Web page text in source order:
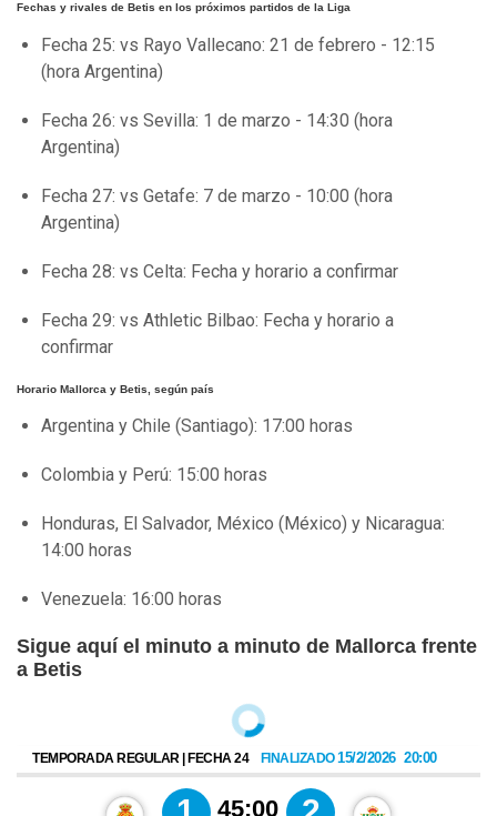
Fechas y rivales de Betis en los próximos partidos de la Liga
Fecha 25: vs Rayo Vallecano: 21 de febrero - 12:15
(hora Argentina)
Fecha 26: vs Sevilla: 1 de marzo - 14:30 (hora
Argentina)
Fecha 27: vs Getafe: 7 de marzo - 10:00 (hora
Argentina)
Fecha 28: vs Celta: Fecha y horario a confirmar
Fecha 29: vs Athletic Bilbao: Fecha y horario a
confirmar
Horario Mallorca y Betis, según país
Argentina y Chile (Santiago): 17:00 horas
Colombia y Perú: 15:00 horas
Honduras, El Salvador, México (México) y Nicaragua:
14:00 horas
Venezuela: 16:00 horas
Sigue aquí el minuto a minuto de Mallorca frente
a Betis